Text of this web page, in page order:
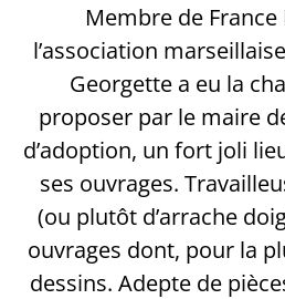
Membre de
l’association
Georgette a eu la
proposer par le maire
d’adoption, un fort joli
ses ouvrages.
(ou plutôt d’arrache
ouvrages dont, pour la
dessins. Adepte de